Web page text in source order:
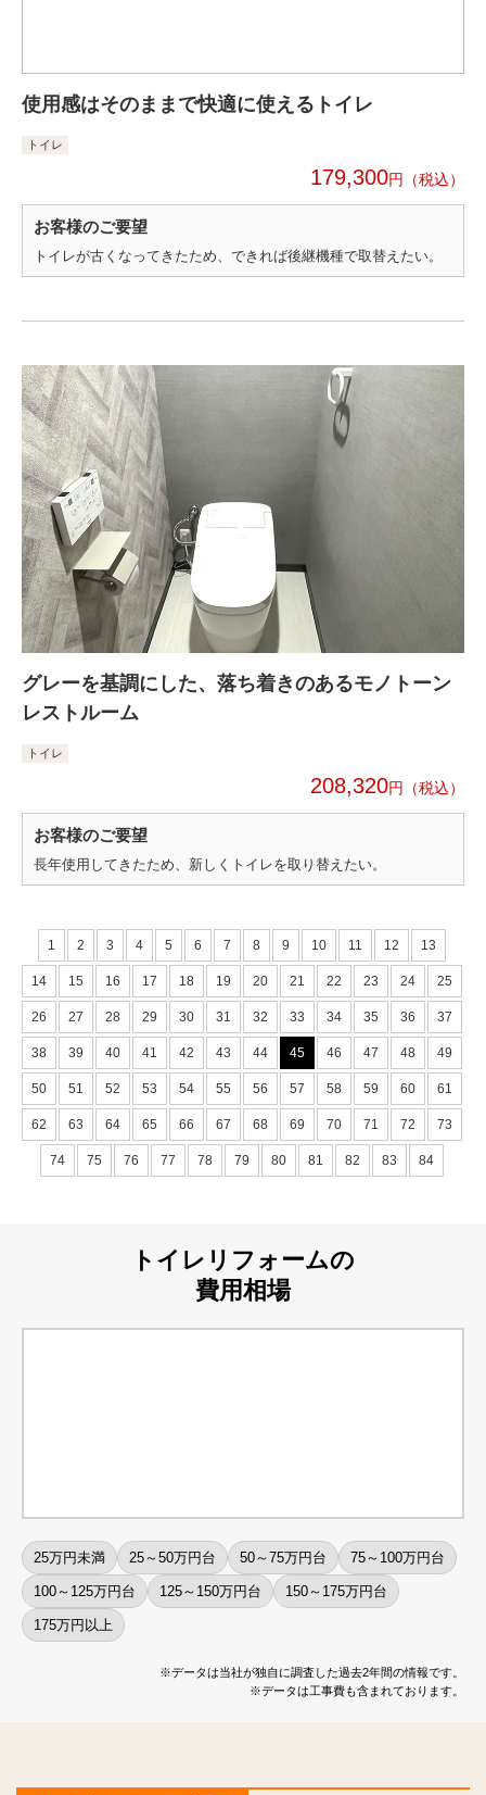
使用感はそのままで快適に使えるトイレ
トイレ
179,300円
お客様のご要望
トイレが古くなってきたため、できれば後継機種で取替えたい。
グレーを基調にした、落ち着きのあるモノトーン
レストルーム
トイレ
208,320円
お客様のご要望
長年使用してきたため、新しくトイレを取り替えたい。
1 2 3 4 5 6 7 8 9 10 11 12 13
14 15 16 17 18 19 20 21 22 23 24 25
26 27 28 29 30 31 32 33 34 35 36 37
38 39 40 41 42 43 44 45 46 47 48 49
50 51 52 53 54 55 56 57 58 59 60 61
62 63 64 65 66 67 68 69 70 71 72 73
74 75 76 77 78 79 80 81 82 83 84
トイレリフォームの
費用相場
25万円未満 25～50万円台 50～75万円台 75～100万円台
100～125万円台 125～150万円台 150～175万円台
175万円以上
※データは当社が独自に調査した過去2年間の情報です。
※データは工事費も含まれております。